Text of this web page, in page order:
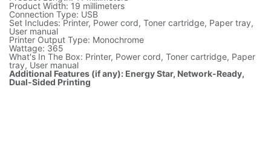
Product Width: 19 millimeters
Connection Type: USB
Set Includes: Printer, Power cord, Toner cartridge, Paper tray,
User manual
Printer Output Type: Monochrome
Wattage: 365
What's In The Box: Printer, Power cord, Toner cartridge, Paper
tray, User manual
Additional Features (if any): Energy Star, Network-Ready,
Dual-Sided Printing